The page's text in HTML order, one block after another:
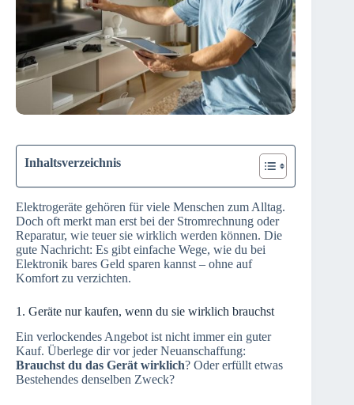
Inhaltsverzeichnis
Elektrogeräte gehören für viele Menschen zum Alltag.
Doch oft merkt man erst bei der Stromrechnung oder
Reparatur, wie teuer sie wirklich werden können. Die
gute Nachricht: Es gibt einfache Wege, wie du bei
Elektronik bares Geld sparen kannst – ohne auf
Komfort zu verzichten.
1. Geräte nur kaufen, wenn du sie wirklich brauchst
Ein verlockendes Angebot ist nicht immer ein guter
Kauf. Überlege dir vor jeder Neuanschaffung:
Brauchst du das Gerät wirklich? Oder erfüllt etwas
Bestehendes denselben Zweck?